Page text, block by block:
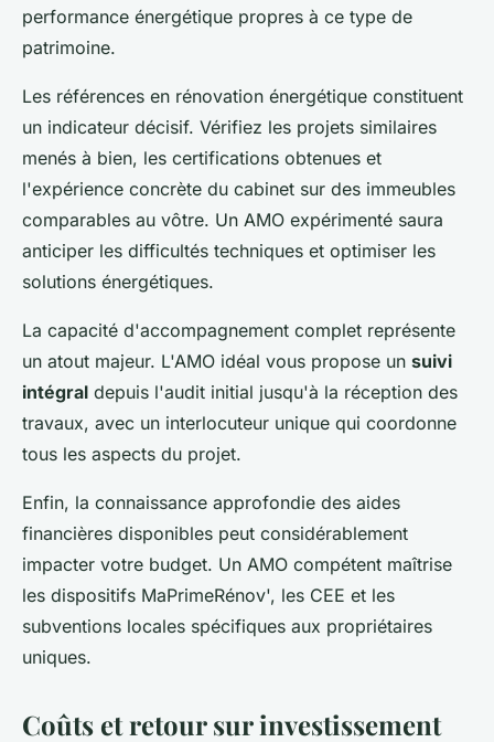
performance énergétique propres à ce type de
patrimoine.
Les références en rénovation énergétique constituent
un indicateur décisif. Vérifiez les projets similaires
menés à bien, les certifications obtenues et
l'expérience concrète du cabinet sur des immeubles
comparables au vôtre. Un AMO expérimenté saura
anticiper les difficultés techniques et optimiser les
solutions énergétiques.
La capacité d'accompagnement complet représente
un atout majeur. L'AMO idéal vous propose un suivi
intégral depuis l'audit initial jusqu'à la réception des
travaux, avec un interlocuteur unique qui coordonne
tous les aspects du projet.
Enfin, la connaissance approfondie des aides
financières disponibles peut considérablement
impacter votre budget. Un AMO compétent maîtrise
les dispositifs MaPrimeRénov', les CEE et les
subventions locales spécifiques aux propriétaires
uniques.
Coûts et retour sur investissement